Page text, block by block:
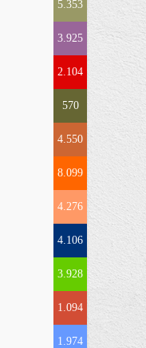
5.353
3.925
2.104
570
4.550
8.099
4.276
4.106
3.928
1.094
1.974